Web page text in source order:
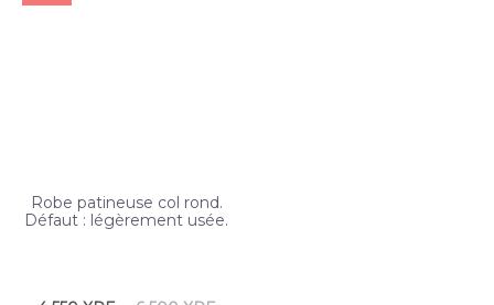
Robe patineuse col rond.
Défaut : légèrement usée.